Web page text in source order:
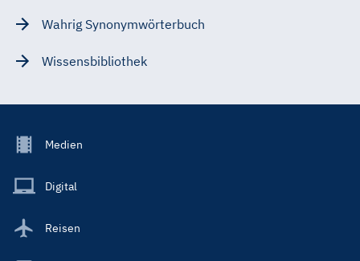
Wahrig Synonymwörterbuch
Wissensbibliothek
Footer
Main
Medien
Digital
Reisen